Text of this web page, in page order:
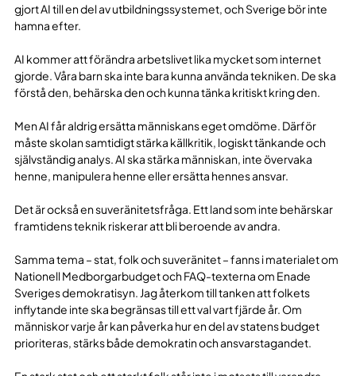
gjort AI till en del av utbildningssystemet, och Sverige bör inte
hamna efter.
AI kommer att förändra arbetslivet lika mycket som internet
gjorde. Våra barn ska inte bara kunna använda tekniken. De ska
förstå den, behärska den och kunna tänka kritiskt kring den.
Men AI får aldrig ersätta människans eget omdöme. Därför
måste skolan samtidigt stärka källkritik, logiskt tänkande och
självständig analys. AI ska stärka människan, inte övervaka
henne, manipulera henne eller ersätta hennes ansvar.
Det är också en suveränitetsfråga. Ett land som inte behärskar
framtidens teknik riskerar att bli beroende av andra.
Samma tema – stat, folk och suveränitet – fanns i materialet om
Nationell Medborgarbudget och FAQ-texterna om Enade
Sveriges demokratisyn. Jag återkom till tanken att folkets
inflytande inte ska begränsas till ett val vart fjärde år. Om
människor varje år kan påverka hur en del av statens budget
prioriteras, stärks både demokratin och ansvarstagandet.